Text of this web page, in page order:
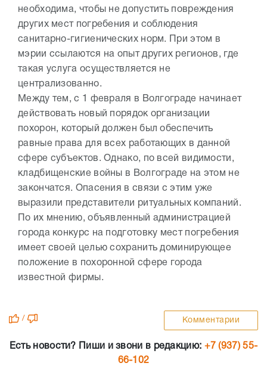
необходима, чтобы не допустить повреждения
других мест погребения и соблюдения
санитарно-гигиенических норм. При этом в
мэрии ссылаются на опыт других регионов, где
такая услуга осуществляется не
централизованно.
Между тем, с 1 февраля в Волгограде начинает
действовать новый порядок организации
похорон, который должен был обеспечить
равные права для всех работающих в данной
сфере субъектов. Однако, по всей видимости,
кладбищенские войны в Волгограде на этом не
закончатся. Опасения в связи с этим уже
выразили представители ритуальных компаний.
По их мнению, объявленный администрацией
города конкурс на подготовку мест погребения
имеет своей целью сохранить доминирующее
положение в похоронной сфере города
известной фирмы.
/ Комментарии
Есть новости? Пиши и звони в редакцию: +7 (937) 55-
66-102